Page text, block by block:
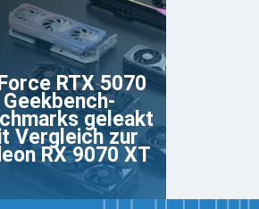
RTX 5070
Geekbench-
geleakt
Vergleich zur
RX 9070 XT